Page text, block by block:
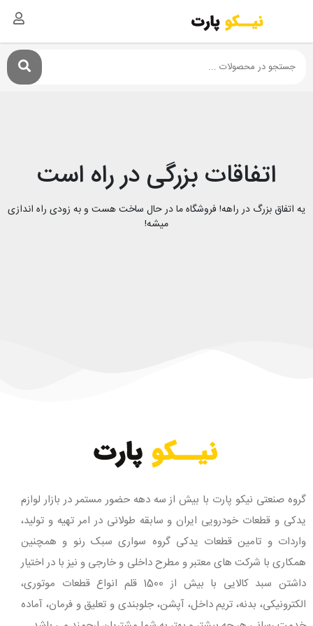
اتفاقات بزرگی در راه است
یه اتفاق بزرگ در راهه! فروشگاه ما در حال ساخت هست و به زودی راه اندازی
میشه!
گروه صنعتی نیکو پارت با بیش از سه دهه حضور مستمر در بازار لوازم
یدکی و قطعات خودرویی ایران و سابقه طولانی در امر تهیه و تولید،
واردات و تامین قطعات یدکی گروه سواری سبک رنو و همچنین
همکاری با شرکت های معتبر و مطرح داخلی و خارجی و نیز با در اختیار
داشتن سبد کالایی با بیش از 1500 قلم انواع قطعات موتوری،
الکترونیکی، بدنه، تریم داخل، آپشن، جلوبندی و تعلیق و فرمان، آماده